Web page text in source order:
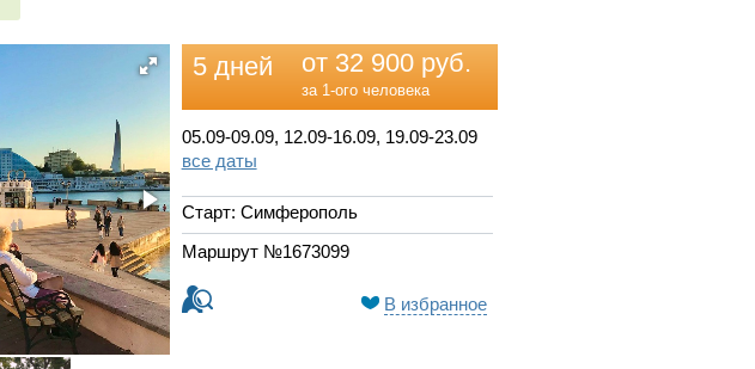
5 дней от 32 900 руб.
за 1-ого человека
05.09-09.09, 12.09-16.09, 19.09-23.09
все даты
Старт: Симферополь
Маршрут №1673099
В избранное